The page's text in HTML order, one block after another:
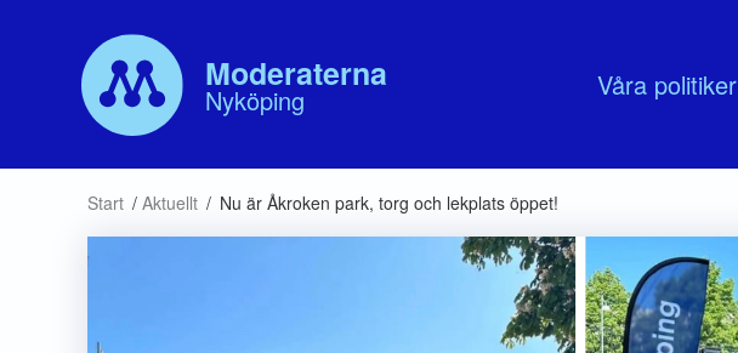
Moderaterna
Nyköping Våra politiker
Våra politiker
Kommunfullmäktige
Kommunstyrelsen
Aktuellt
Debatt
Vår politik
Valbudskap
Handlingsprogram
Start / Aktuellt / Nu är Åkroken park, torg och lekplats öppet!